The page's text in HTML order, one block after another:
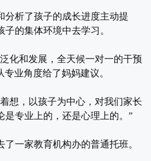
分析了孩子的成长进度主动提
的集体环境中去学习。
化和发展，全天候一对一的干预
业角度给了妈妈建议。
想，以孩子为中心，对我们家长
是专业上的，还是心理上的。”
一家教育机构办的普通托班。